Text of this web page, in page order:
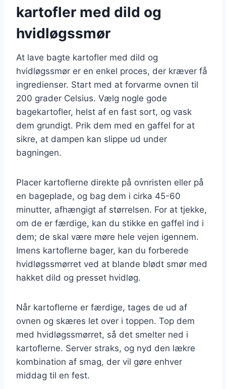
kartofler med dild og
hvidløgssmør
At lave bagte kartofler med dild og
hvidløgssmør er en enkel proces, der kræver få
ingredienser. Start med at forvarme ovnen til
200 grader Celsius. Vælg nogle gode
bagekartofler, helst af en fast sort, og vask
dem grundigt. Prik dem med en gaffel for at
sikre, at dampen kan slippe ud under
bagningen.
Placer kartoflerne direkte på ovnristen eller på
en bageplade, og bag dem i cirka 45-60
minutter, afhængigt af størrelsen. For at tjekke,
om de er færdige, kan du stikke en gaffel ind i
dem; de skal være møre hele vejen igennem.
Imens kartoflerne bager, kan du forberede
hvidløgssmørret ved at blande blødt smør med
hakket dild og presset hvidløg.
Når kartoflerne er færdige, tages de ud af
ovnen og skæres let over i toppen. Top dem
med hvidløgssmørret, så det smelter ned i
kartoflerne. Server straks, og nyd den lækre
kombination af smag, der vil gøre enhver
middag til en fest.